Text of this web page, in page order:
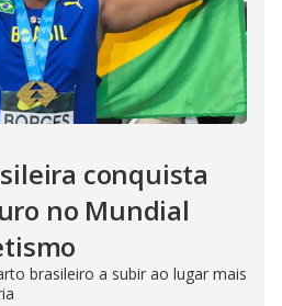
conquista
no Mundial
brasileiro a subir ao lugar mais